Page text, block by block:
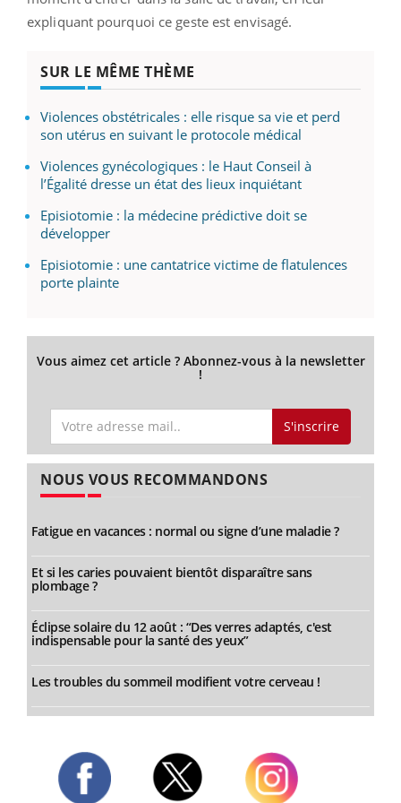
expliquant pourquoi ce geste est envisagé.
SUR LE MÊME THÈME
Violences obstétricales : elle risque sa vie et perd
son utérus en suivant le protocole médical
Violences gynécologiques : le Haut Conseil à
l’Égalité dresse un état des lieux inquiétant
Episiotomie : la médecine prédictive doit se
développer
Episiotomie : une cantatrice victime de flatulences
porte plainte
Vous aimez cet article ? Abonnez-vous à la newsletter
!
S'inscrire
NOUS VOUS RECOMMANDONS
Fatigue en vacances : normal ou signe d’une maladie ?
Et si les caries pouvaient bientôt disparaître sans
plombage ?
Éclipse solaire du 12 août : “Des verres adaptés, c'est
indispensable pour la santé des yeux”
Les troubles du sommeil modifient votre cerveau !